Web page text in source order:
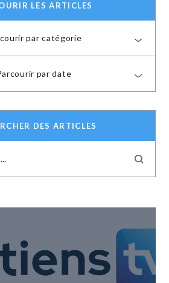
LES ARTICLES
par catégorie
par date
DES ARTICLES